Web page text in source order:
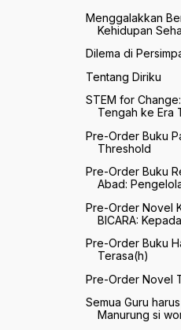
Menggalakkan
Kehidupan
Dilema di
Tentang Diriku
STEM for
Tengah ke Era
Pre-Order Buku
Threshold
Pre-Order Buku
Abad:
Pre-Order Novel
BICARA:
Pre-Order Buku
Terasa(h)
Pre-Order Novel
Semua Guru
Manurung si